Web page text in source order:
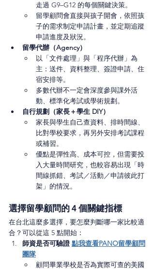
走過 G9–G12 的每個關鍵決策。
留學顧問會直接與孩子開會，依照孩
子的需求制定申請計畫，並定期追蹤
申請進度及狀況。
留學代辦（Agency）
以「文件處理」與「程序代辦」為
主：送件、資料整理、簽證申請、住
宿安排等。
多數代辦不一定會深度參與課外活
動、標準化考試或學術規劃。
自行規劃（家長＋學生 DIY）
家長與學生自己查資料、排時間線、
比對學校要求，再另外安排考試課程
或補習。
優點是彈性高、成本可控，但需要投
入大量時間研究，也較容易出現「時
間線抓錯、考試／活動／申請彼此打
架」的情況。
選擇留學顧問的 4 個關鍵指標
在台北這麼多選擇，要怎麼判斷哪一家比較適
合？可以從這 5 點開始：
師資是否可驗證 點我查看PANO留學顧問
團隊
顧問畢業學校是否為實際可查的美國